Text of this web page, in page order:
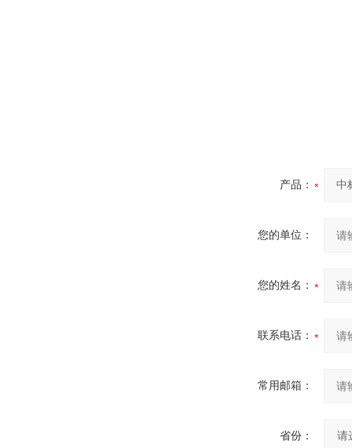
产品：
您的单位：
您的姓名：
联系电话：
常用邮箱：
省份：